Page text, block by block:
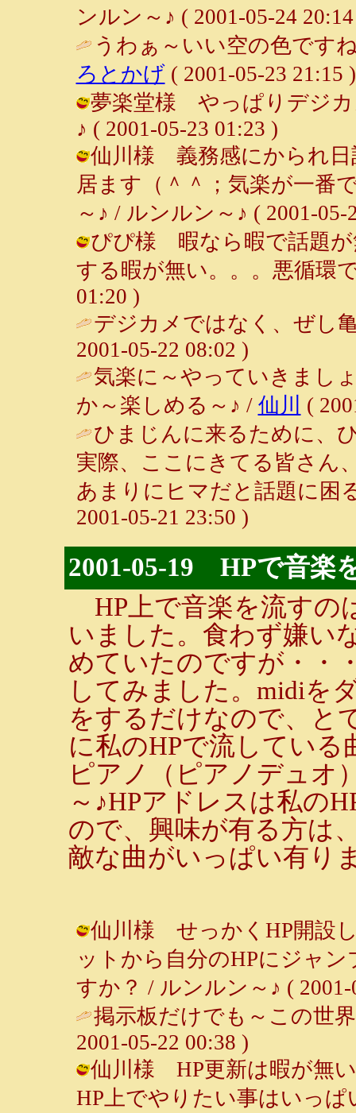
ンルン～♪ ( 2001-05-24
うわぁ～いい空の色です
ろとかげ( 2001-05-23 21:15 )
夢楽堂様 やっぱりデジカ
♪ ( 2001-05-23 01:23 )
仙川様 義務感にかられ日
居ます（＾＾；気楽が一番
～♪ / ルンルン～♪ ( 2001-05-
ぴぴ様 暇なら暇で話題が
する暇が無い。。。悪循環
01:20 )
デジカメではなく、ぜし
2001-05-22 08:02 )
気楽に～やっていきまし
か～楽しめる～♪ / 仙川
(
ひまじんに来るために、
実際、ここにきてる皆さん
あまりにヒマだと話題に困
2001-05-21 23:50 )
2001-05-19 HPで音楽
HP上で音楽を流すの
いました。食わず嫌い
めていたのですが・・
してみました。midiを
をするだけなので、と
に私のHPで流してい
ピアノ（ピアノデュオ
～♪HPアドレスは私の
ので、興味が有る方は
敵な曲がいっぱい有り
仙川様 せっかくHP開設
ットから自分のHPにジャ
すか？ / ルンルン～♪ ( 2001-
掲示板だけでも～この世
2001-05-22 00:38 )
仙川様 HP更新は暇が無
HP上でやりたい事はいっ